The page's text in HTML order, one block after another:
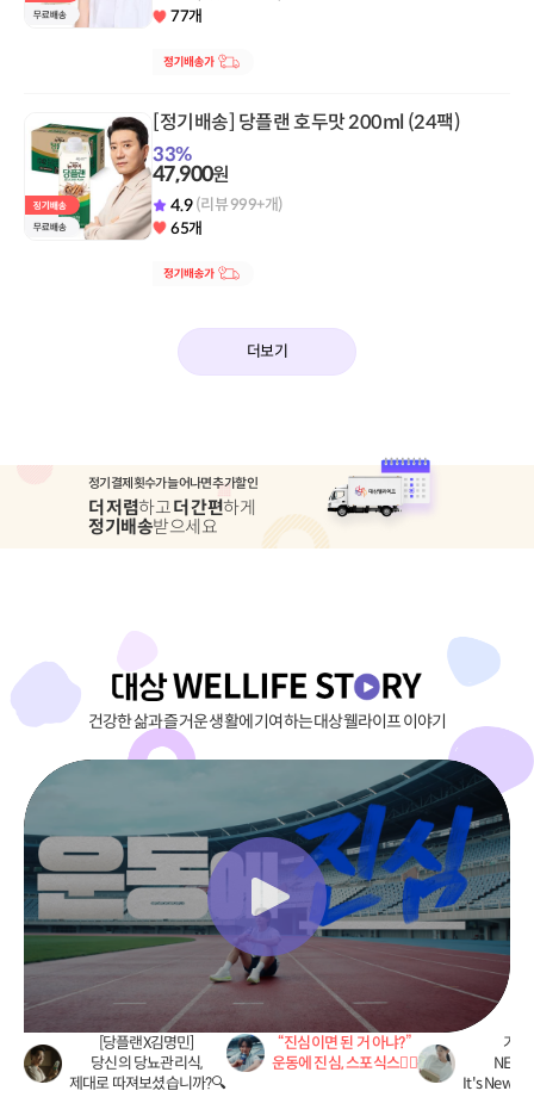
77개
[정기배송] 당플랜 호두맛 200ml (24팩)
33%
47,900원
4.9 (리뷰 999+개)
65개
더보기
정기결제 횟수가 늘어나면 추가 할인
더 저렴하고더 간편하게
정기배송받으세요
건강한 삶과 즐거운 생활에 기여하는 대상웰라이프 이야기
[당플랜X김명민]
당신의 당뇨관리식,
제대로 따져보셨습니까?🔍
“진심이면 된 거 아냐?”
운동에 진심, 스포식스🏃‍♂️
가
NEW
It's New